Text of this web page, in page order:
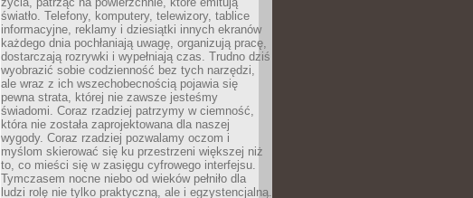
światło. Telefony, komputery, telewizory, tablice
informacyjne, reklamy i dziesiątki innych ekranów
każdego dnia pochłaniają uwagę, organizują pracę,
dostarczają rozrywki i wypełniają czas. Trudno dziś
wyobrazić sobie codzienność bez tych narzędzi,
ale wraz z ich wszechobecnością pojawia się
pewna strata, której nie zawsze jesteśmy
świadomi. Coraz rzadziej patrzymy w ciemność,
która nie została zaprojektowana dla naszej
wygody. Coraz rzadziej pozwalamy oczom i
myślom skierować się ku przestrzeni większej niż
to, co mieści się w zasięgu cyfrowego interfejsu.
Tymczasem nocne niebo od wieków pełniło dla
ludzi rolę nie tylko praktyczną, ale i egzystencjalną.